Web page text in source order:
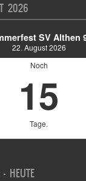
2026
SV Althen
22. August 2026
Noch
15
Tage.
HEUTE